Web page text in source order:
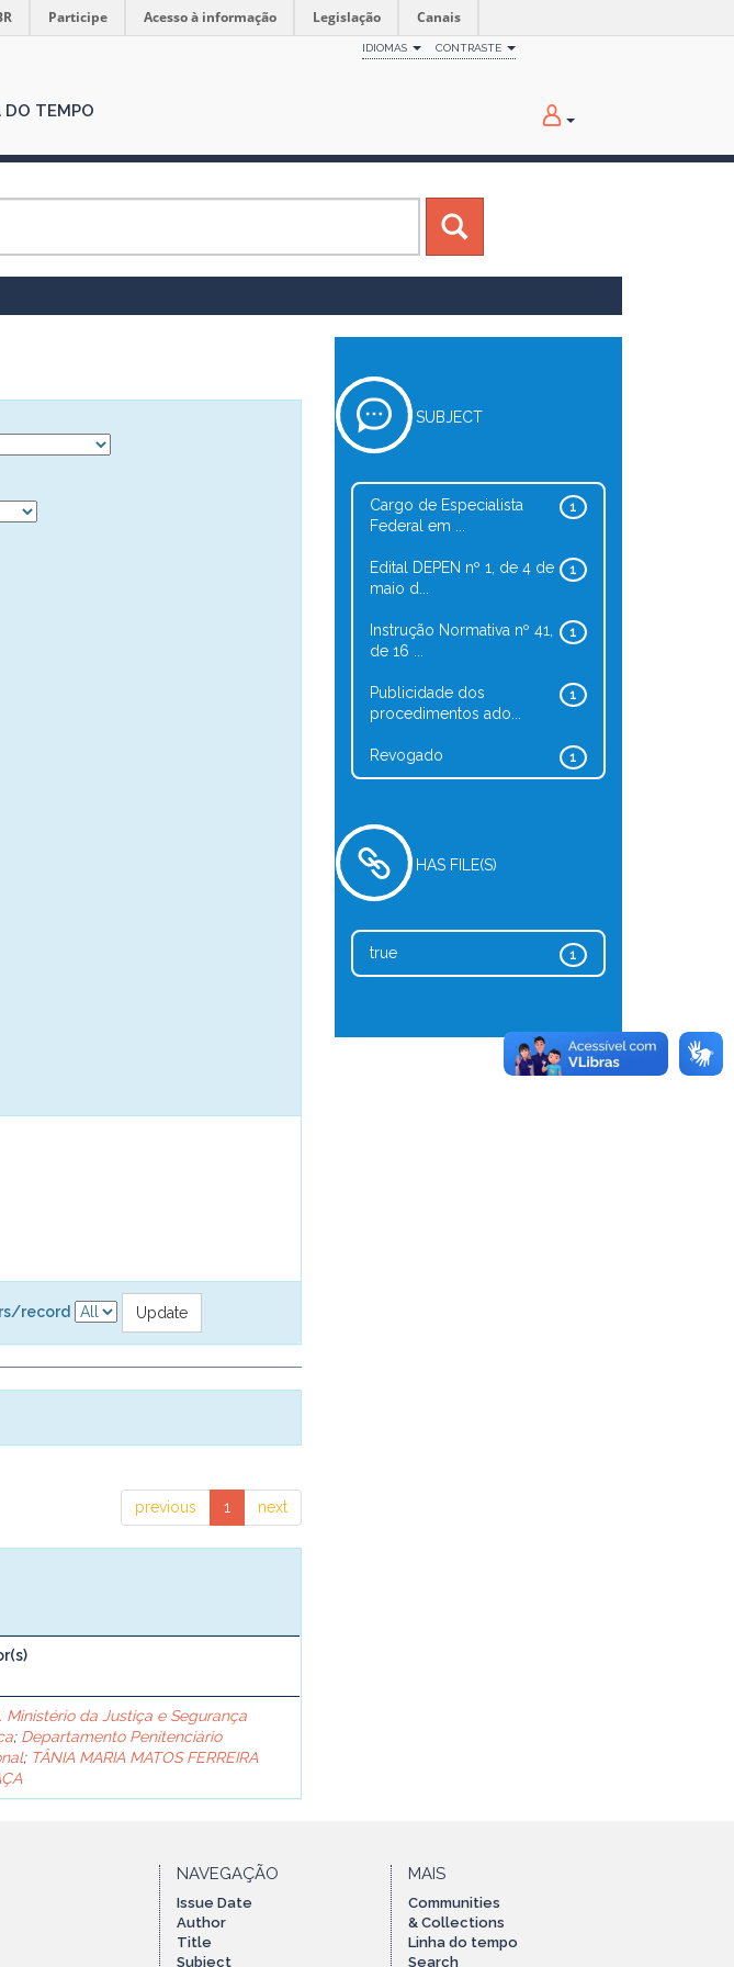
Participe Acesso à informação Legislação Canais
IDIOMAS CONTRASTE
DO TEMPO
record
previous 1 next
Ministério da Justiça e Segurança
; Departamento Penitenciário
; TÂNIA MARIA MATOS FERREIRA
SUBJECT
1
Cargo de Especialista
Federal em ...
1
Edital DEPEN nº 1, de 4 de
maio d...
1
Instrução Normativa nº 41,
de 16 ...
1
Publicidade dos
procedimentos ado...
1
Revogado
HAS FILE(S)
1
true
NAVEGAÇÃO
Issue Date
Author
Title
Subject
MAIS
Communities
& Collections
Linha do tempo
Search